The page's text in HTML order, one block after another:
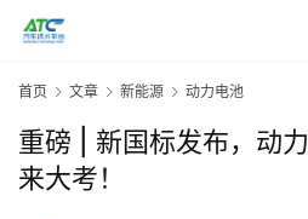
首页 文章 新能源 动力电池
重磅 | 新国标发布，动
来大考！